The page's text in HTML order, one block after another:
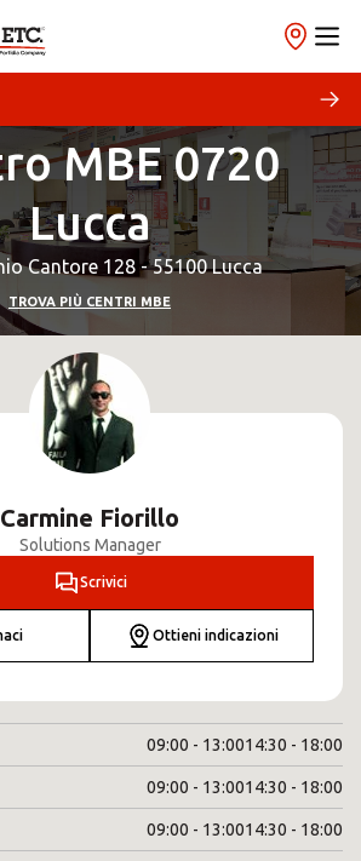
MBE 0720
Lucca
Cantore 128 - 55100 Lucca
TROVA PIÙ CENTRI MBE
Carmine Fiorillo
Solutions Manager
Scrivici
Ottieni indicazioni
09:00 - 13:0014:30 - 18:00
09:00 - 13:0014:30 - 18:00
09:00 - 13:0014:30 - 18:00